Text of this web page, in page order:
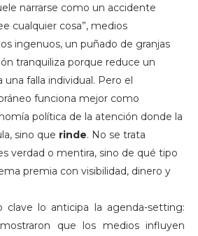
narrarse como un accidente
cualquier cosa”, medios
ingenuos, un puñado de granjas
tranquiliza porque reduce un
falla individual. Pero el
funciona mejor como
política de la atención donde la
sino que rinde. No se trata
verdad o mentira, sino de qué tipo
premia con visibilidad, dinero y
clave lo anticipa la agenda-setting:
que los medios influyen